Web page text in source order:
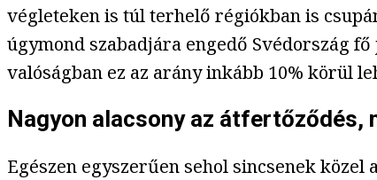
végleteken is túl terhelő régiókban is
úgymond szabadjára engedő Svédország
valóságban ez az arány inkább 10% körül
Nagyon alacsony az átfertőződés,
Egészen egyszerűen sehol sincsenek